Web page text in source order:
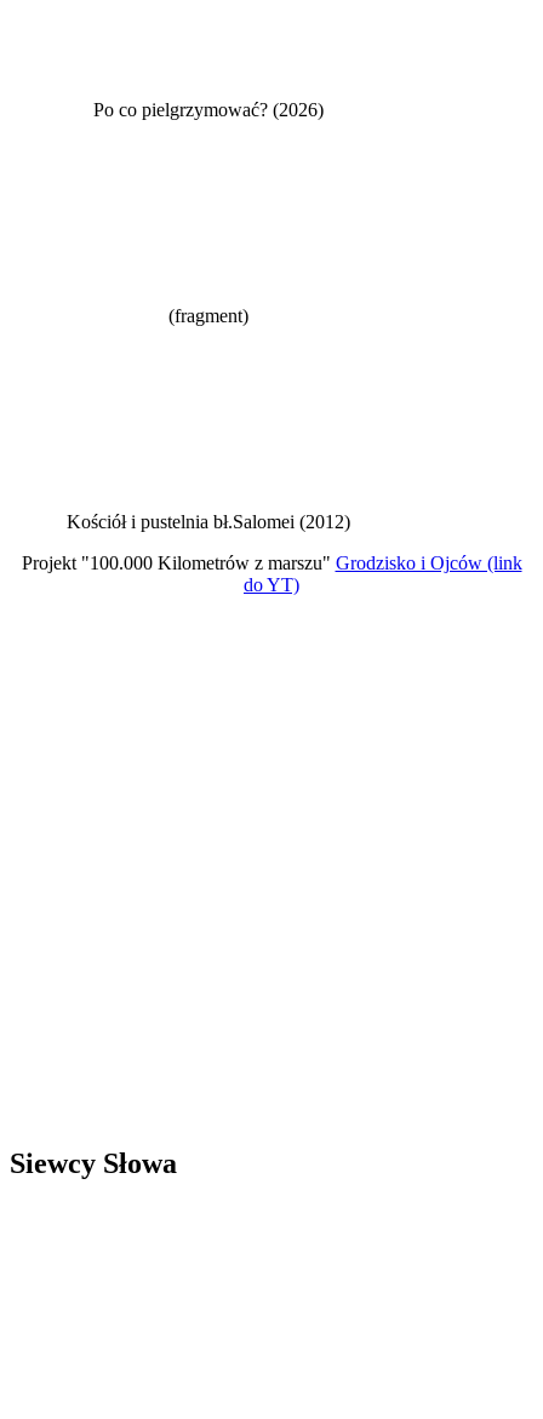
Po co pielgrzymować? (2026)
(fragment)
Kościół i pustelnia bł.Salomei (2012)
Projekt "100.000 Kilometrów z marszu" Grodzisko i Ojców (link
do YT)
Siewcy Słowa